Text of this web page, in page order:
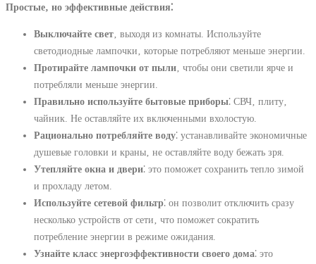
Простые‚ но эффективные действия⁚
Выключайте свет ‚ выходя из комнаты. Используйте
светодиодные лампочки‚ которые потребляют меньше энергии.
Протирайте лампочки от пыли ‚ чтобы они светили ярче и
потребляли меньше энергии.
Правильно используйте бытовые приборы⁚ СВЧ‚ плиту‚
чайник. Не оставляйте их включенными вхолостую.
Рационально потребляйте воду⁚ устанавливайте экономичные
душевые головки и краны‚ не оставляйте воду бежать зря.
Утепляйте окна и двери⁚ это поможет сохранить тепло зимой
и прохладу летом.
Используйте сетевой фильтр⁚ он позволит отключить сразу
несколько устройств от сети‚ что поможет сократить
потребление энергии в режиме ожидания.
Узнайте класс энергоэффективности своего дома⁚ это